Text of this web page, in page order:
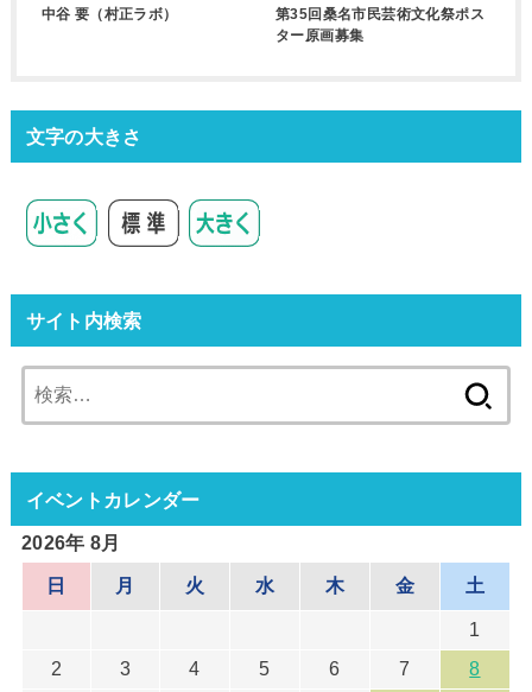
中谷 要（村正ラボ）
第35回桑名市民芸術文化祭ポス
ター原画募集
文字の大きさ
サイト内検索
索:
イベントカレンダー
2026年 8月
日 月 火 水 木 金 土
1
2
3 4 5 6 7
8